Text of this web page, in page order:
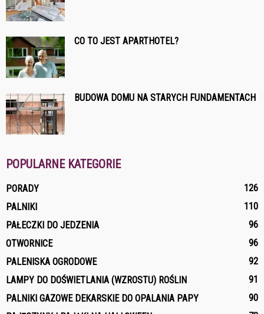
CO TO JEST APARTHOTEL?
BUDOWA DOMU NA STARYCH FUNDAMENTACH
POPULARNE KATEGORIE
PORADY
126
PALNIKI
110
PAŁECZKI DO JEDZENIA
96
OTWORNICE
96
PALENISKA OGRODOWE
92
LAMPY DO DOŚWIETLANIA (WZROSTU) ROŚLIN
91
PALNIKI GAZOWE DEKARSKIE DO OPALANIA PAPY
90